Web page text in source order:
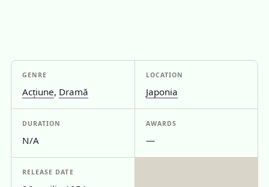
GENRE
Acțiune, Dramă
LOCATION
Japonia
DURATION
N/A
AWARDS
—
RELEASE DATE